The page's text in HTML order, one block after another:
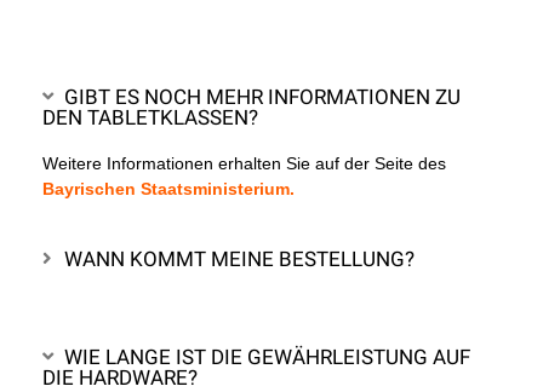
GIBT ES NOCH MEHR INFORMATIONEN ZU
DEN TABLETKLASSEN?
Weitere Informationen erhalten Sie auf der Seite des
Bayrischen Staatsministerium.
WANN KOMMT MEINE BESTELLUNG?
WIE LANGE IST DIE GEWÄHRLEISTUNG AUF
DIE HARDWARE?